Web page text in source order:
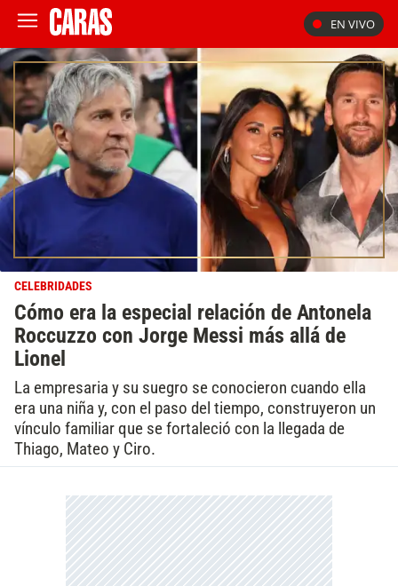
EN VIVO
CELEBRIDADES
Cómo era la especial relación de Antonela
Roccuzzo con Jorge Messi más allá de
Lionel
La empresaria y su suegro se conocieron cuando ella
era una niña y, con el paso del tiempo, construyeron un
vínculo familiar que se fortaleció con la llegada de
Thiago, Mateo y Ciro.